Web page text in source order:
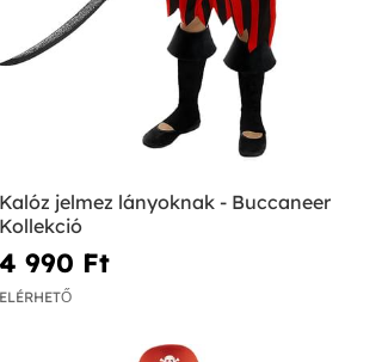
Kalóz jelmez lányoknak - Buccaneer
Kollekció
4 990 Ft‎
ELÉRHETŐ